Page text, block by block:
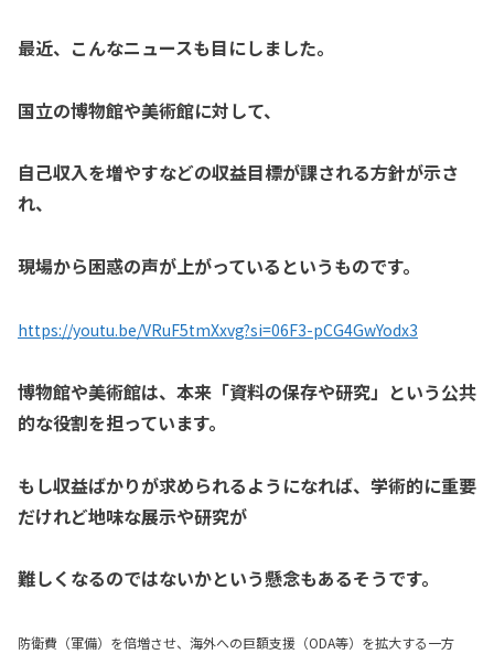
最近、こんなニュースも目にしました。
国立の博物館や美術館に対して、
自己収入を増やすなどの収益目標が課される方針が示さ
れ、
現場から困惑の声が上がっているというものです。
https://youtu.be/VRuF5tmXxvg?si=06F3-pCG4GwYodx3
博物館や美術館は、 本来「資料の保存や研究」という公共
的な役割を担っています。
もし収益ばかりが求められるようになれば、 学術的に重要
だけれど地味な展示や研究が
難しくなるのではないかという懸念もあるそうです。
防衛費（軍備）を倍増させ、海外への巨額支援（ODA等）を拡大する一方